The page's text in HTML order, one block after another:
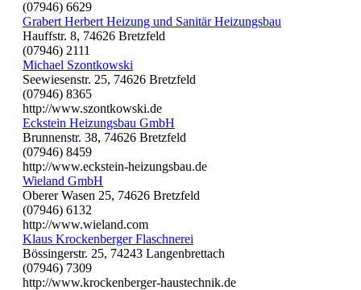
(07946) 6629
Grabert Herbert Heizung und Sanitär Heizungsbau
Hauffstr. 8, 74626 Bretzfeld
(07946) 2111
Michael Szontkowski
Seewiesenstr. 25, 74626 Bretzfeld
(07946) 8365
http://www.szontkowski.de
Eckstein Heizungsbau GmbH
Brunnenstr. 38, 74626 Bretzfeld
(07946) 8459
http://www.eckstein-heizungsbau.de
Wieland GmbH
Oberer Wasen 25, 74626 Bretzfeld
(07946) 6132
http://www.wieland.com
Klaus Krockenberger Flaschnerei
Bössingerstr. 25, 74243 Langenbrettach
(07946) 7309
http://www.krockenberger-haustechnik.de